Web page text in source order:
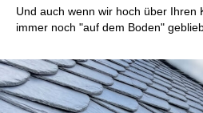
Und auch wenn wir hoch über Ihren
immer noch "auf dem Boden"